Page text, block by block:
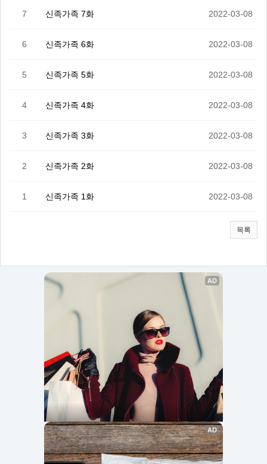
7 신족가족 7화 2022-03-08
6 신족가족 6화 2022-03-08
5 신족가족 5화 2022-03-08
4 신족가족 4화 2022-03-08
3 신족가족 3화 2022-03-08
2 신족가족 2화 2022-03-08
1 신족가족 1화 2022-03-08
목록